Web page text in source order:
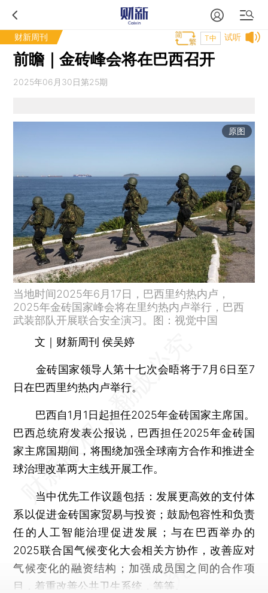
财新周刊 试听
T中
前瞻｜金砖峰会将在巴西召开
2025年06月30日第25期
原图
当地时间2025年6月17日，巴西里约热内卢，
2025年金砖国家峰会将在里约热内卢举行，巴西
武装部队开展联合安全演习。图：视觉中国
文｜财新周刊 侯吴婷
金砖国家领导人第十七次会晤将于7月6日至7
日在巴西里约热内卢举行。
巴西自1月1日起担任2025年金砖国家主席国。
巴西总统府发表公报说，巴西担任2025年金砖国
家主席国期间，将围绕加强全球南方合作和推进全
球治理改革两大主线开展工作。
当中优先工作议题包括：发展更高效的支付体
系以促进金砖国家贸易与投资；鼓励包容性和负责
任的人工智能治理促进发展；与在巴西举办的
2025联合国气候变化大会相关方协作，改善应对
气候变化的融资结构；加强成员国之间的合作项
目，着重改善公共卫生系统，等等。